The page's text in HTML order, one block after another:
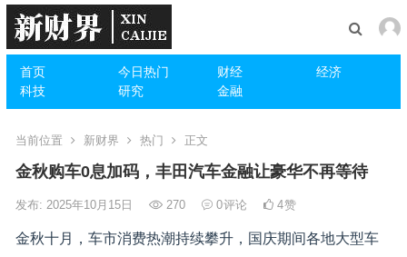
首页 今日热门 财经
经济
科技
研究 金融
当前位置 新财界 热门 正文
金秋购车0息加码，丰田汽车金融让豪华不再等待
发布: 2025年10月15日 270 0评论 4赞
金秋十月，车市消费热潮持续攀升，国庆期间各地大型车